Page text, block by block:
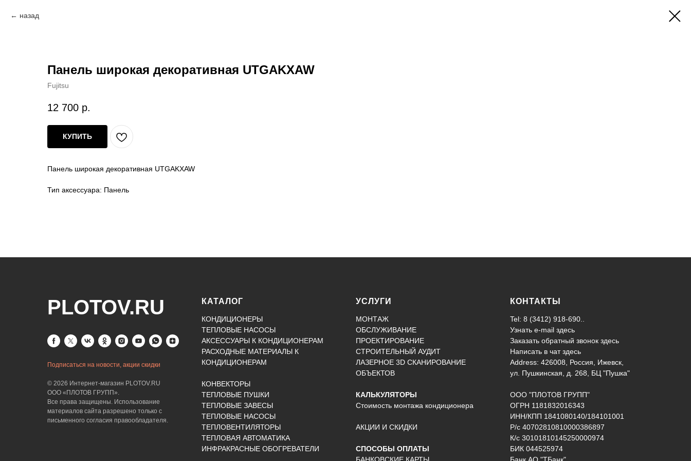
назад
Панель широкая декоративная UTGAKXAW
Fujitsu
12 700 р.
КУПИТЬ
Панель широкая декоративная UTGAKXAW
Тип аксессуара: Панель
PLOTOV.RU
Подписаться на новости, акции скидки
© 2026 Интернет-магазин PLOTOV.RU
ООО «ПЛОТОВ ГРУПП».
Все права защищены. Использование
материалов сайта разрешено только с
письменного согласия правообладателя.
КАТАЛОГ
КОНДИЦИОНЕРЫ
ТЕПЛОВЫЕ НАСОСЫ
АКСЕССУАРЫ К КОНДИЦИОНЕРАМ
РАСХОДНЫЕ МАТЕРИАЛЫ К
КОНДИЦИОНЕРАМ
КОНВЕКТОРЫ
ТЕПЛОВЫЕ ПУШКИ
ТЕПЛОВЫЕ ЗАВЕСЫ
ТЕПЛОВЫЕ НАСОСЫ
ТЕПЛОВЕНТИЛЯТОРЫ
ТЕПЛОВАЯ АВТОМАТИКА
ИНФРАКРАСНЫЕ ОБОГРЕВАТЕЛИ
УСЛУГИ
МОНТАЖ
ОБСЛУЖИВАНИЕ
ПРОЕКТИРОВАНИЕ
СТРОИТЕЛЬНЫЙ АУДИТ
ЛАЗЕРНОЕ 3D СКАНИРОВАНИЕ
ОБЪЕКТОВ
КАЛЬКУЛЯТОРЫ
Стоимость монтажа кондиционера
АКЦИИ И СКИДКИ
СПОСОБЫ ОПЛАТЫ
КОНТАКТЫ
Tel: 8 (3412) 918-690..
Узнать e-mail здесь
Заказать обратный звонок здесь
Написать в чатздесь
Address: 426008, Россия, Ижевск,
ул. Пушкинская, д. 268, БЦ "Пушка"
ООО "ПЛОТОВ ГРУПП"
ОГРН 1181832016343
ИНН/КПП 1841080140/184101001
Р/с 40702810810000386897
К/с 30101810145250000974
БИК 044525974